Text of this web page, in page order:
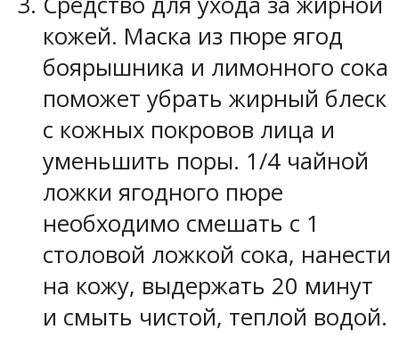
кожей. Маска из пюре ягод
боярышника и лимонного сока
поможет убрать жирный блеск
с кожных покровов лица и
уменьшить поры. 1/4 чайной
ложки ягодного пюре
необходимо смешать с 1
столовой ложкой сока, нанести
на кожу, выдержать 20 минут
и смыть чистой, теплой водой.